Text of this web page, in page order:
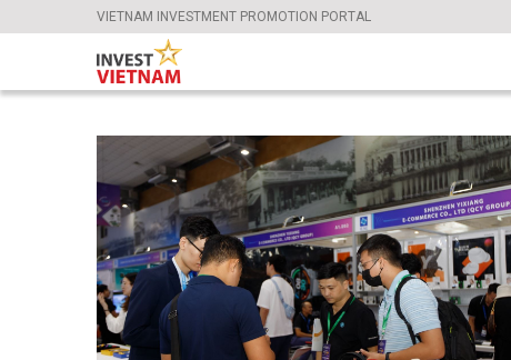
VIETNAM INVESTMENT PROMOTION PORTAL